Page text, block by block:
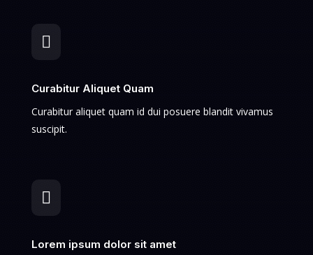

Curabitur Aliquet Quam
Curabitur aliquet quam id dui posuere blandit vivamus
suscipit.

Lorem ipsum dolor sit amet